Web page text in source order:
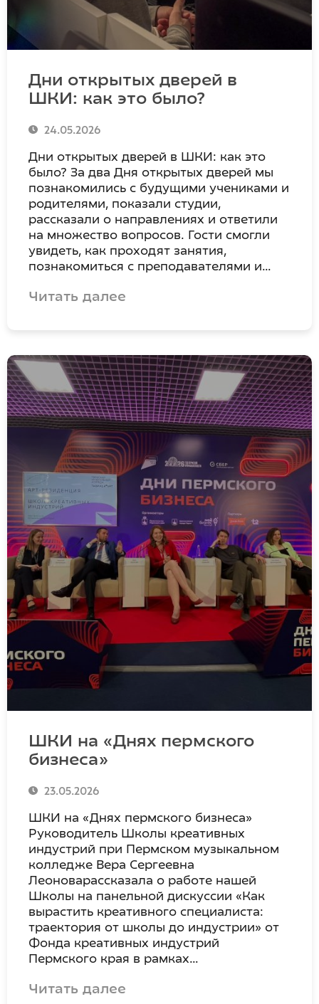
Дни открытых дверей в
ШКИ: как это было?
24.05.2026
Дни открытых дверей в ШКИ: как это
было? За два Дня открытых дверей мы
познакомились с будущими учениками и
родителями, показали студии,
рассказали о направлениях и ответили
на множество вопросов. Гости смогли
увидеть, как проходят занятия,
познакомиться с преподавателями и…
Читать далее
ШКИ на «Днях пермского
бизнеса»
23.05.2026
ШКИ на «Днях пермского бизнеса»
Руководитель Школы креативных
индустрий при Пермском музыкальном
колледже Вера Сергеевна
Леоноварассказала о работе нашей
Школы на панельной дискуссии «Как
вырастить креативного специалиста:
траектория от школы до индустрии» от
Фонда креативных индустрий
Пермского края в рамках…
Читать далее